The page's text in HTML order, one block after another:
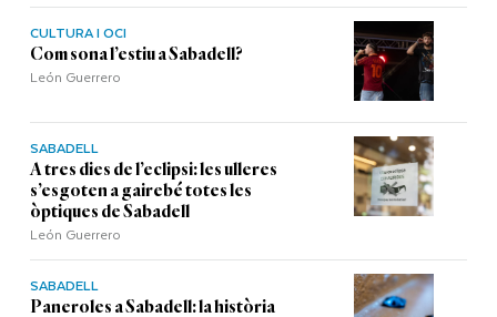
CULTURA I OCI
Com sona l’estiu a Sabadell?
León Guerrero
SABADELL
A tres dies de l’eclipsi: les ulleres
s’esgoten a gairebé totes les
òptiques de Sabadell
León Guerrero
SABADELL
Paneroles a Sabadell: la història